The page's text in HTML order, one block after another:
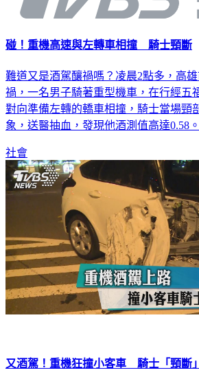
碰！重機高速與左轉車相撞 騎士頸斷
難道又是酒駕釀禍嗎？凌晨2點多，高
禍，一名男子騎著重型機車，在行經五
對向準備左轉的轎車相撞，騎士當場頸
象，送醫抽血，發現他酒測值高達0.58。
社會
又酒駕！重機狂撞小客車 騎士「頸斷